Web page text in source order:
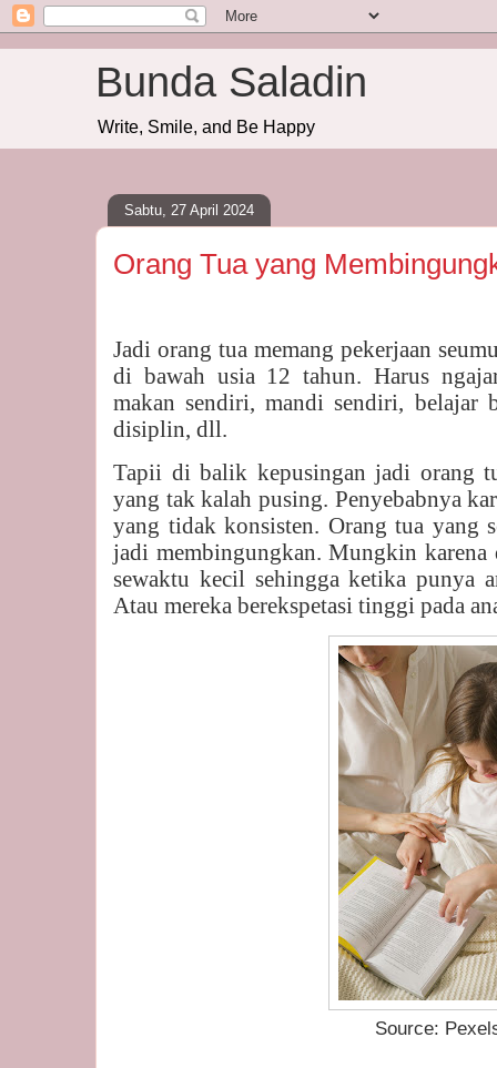
Bunda Saladin
Write, Smile, and Be Happy
Sabtu, 27 April 2024
Orang Tua yang
Jadi orang tua memang pekerjaan
di bawah usia 12 tahun. Harus
makan sendiri, mandi sendiri, belajar
disiplin, dll.
Tapii di balik kepusingan jadi orang
yang tak kalah pusing. Penyebabnya
yang tidak konsisten. Orang tua yang
jadi membingungkan. Mungkin
sewaktu kecil sehingga ketika punya
Atau mereka berekspetasi tinggi pada
Source: